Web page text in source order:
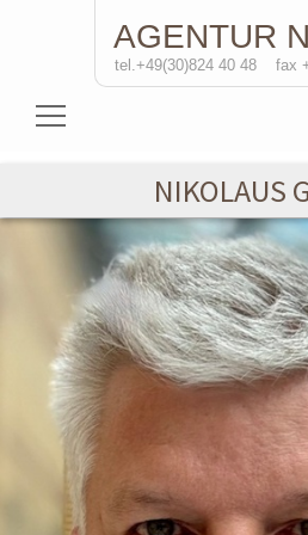
AGENTUR
tel.+49(30)824 40 48 fax
Kontakt
NIKOLAUS